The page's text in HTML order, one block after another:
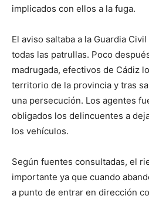
implicados con ellos a la fuga.
El aviso saltaba a la Guardia
todas las patrullas. Poco
madrugada, efectivos de Cádiz
territorio de la provincia y tras
una persecución. Los agentes
obligados los delincuentes a
los vehículos.
Según fuentes consultadas, el
importante ya que cuando
a punto de entrar en dirección